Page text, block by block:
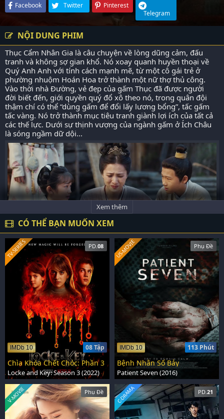
Facebook Twitter
Pinterest
Telegram
NỘI DUNG PHIM
Thục Cẩm Nhân Gia là câu chuyện về lòng dũng cảm, đấu
tranh và không sợ gian khổ. Nó xoay quanh huyền thoại về
Quý Anh Anh với tính cách mạnh mẽ, từ một cô gái trẻ ở
phường nhuộm Hoán Hoa trở thành một nữ thợ thủ công.
Vào thời nhà Đường, vẻ đẹp của gấm Thục đã được người
đời biết đến, giới quyền quý đổ xô theo nó, trong quân đội
thậm chí có thể “dùng gấm để đổi lấy lương bổng”, tấc gấm
tấc vàng. Nó trở thành mục tiêu tranh giành lợi ích của tất cả
các thế lực. Dưới sự thịnh vượng của ngành gấm ở Ích Châu
là sóng ngầm dữ dội...
Xem thêm
CÓ THỂ BẠN MUỐN XEM
PD. 08
08 Tập
IMDb 10
TV-SERIES
Chìa Khóa Chết Chóc: Phần 3
Locke and Key: Season 3 (2022)
Phụ Đề
113 Phút
IMDb 10
US-MOVIE
Bệnh Nhân Số Bảy
Patient Seven (2016)
Phụ Đề
V-MOVIE PD. 21
C-DRAMA